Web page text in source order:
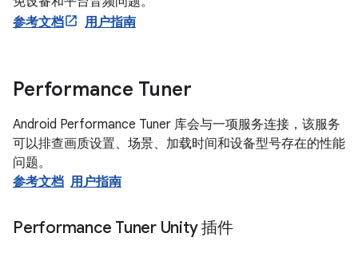
参考文档
用户指南
Performance Tuner
Android Performance Tuner 库会与一项服务连接，该服务
可以排查画质设置、场景、加载时间和设备型号存在的性能
问题。
参考文档 用户指南
Performance Tuner Unity 插件